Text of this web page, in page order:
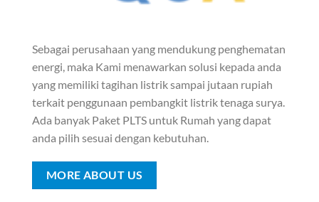
Sebagai perusahaan yang mendukung penghematan
energi, maka Kami menawarkan solusi kepada anda
yang memiliki tagihan listrik sampai jutaan rupiah
terkait penggunaan pembangkit listrik tenaga surya.
Ada banyak Paket PLTS untuk Rumah yang dapat
anda pilih sesuai dengan kebutuhan.
MORE ABOUT US